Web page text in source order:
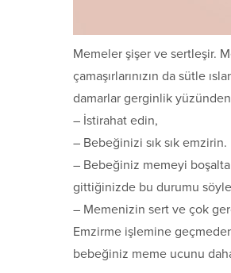
Memeler şişer ve sertleşir.
çamaşırlarınızın da sütle
damarlar gerginlik
– İstirahat edin,
– Bebeğinizi sık sık emzirin.
– Bebeğiniz memeyi
gittiğinizde bu durumu
– Memenizin sert ve çok
Emzirme işlemine
bebeğiniz meme ucunu